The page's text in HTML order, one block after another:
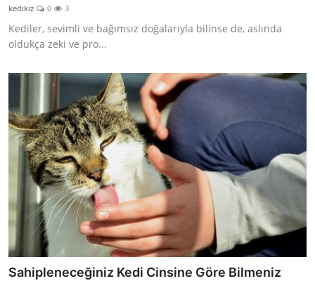
kedikiz 0 3
Kediler, sevimli ve bağımsız doğalarıyla bilinse de, aslında
oldukça zeki ve pro...
Sahipleneceğiniz Kedi Cinsine Göre Bilmeniz